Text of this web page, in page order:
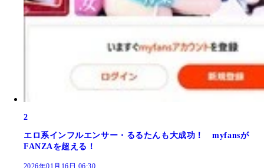
2
エロ系インフルエンサー・るるたんも大成功！ myfansが
FANZAを超える！
2026年01月16日 06:30